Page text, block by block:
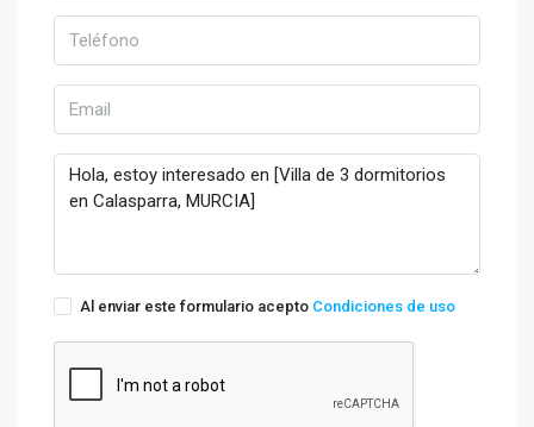
Al enviar este formulario acepto Condiciones de uso